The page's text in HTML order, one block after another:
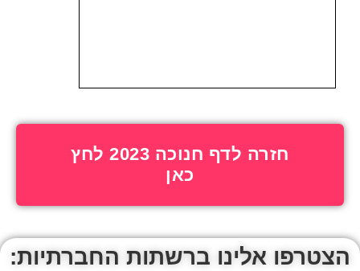
חזרה לדף חנוכה 2023 לחץ
כאן
הצטרפו אלינו ברשתות החברתיות: